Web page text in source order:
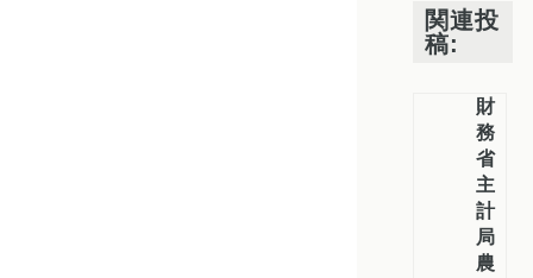
関連投
稿:
財
務
省
主
計
局
農